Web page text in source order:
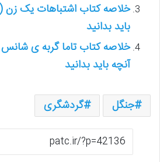
خلاصه کتاب اشتباهات یک زن
باید بدانید
خلاصه کتاب تاما گربه ی
آنچه باید بدانید
جنگل گردشگری